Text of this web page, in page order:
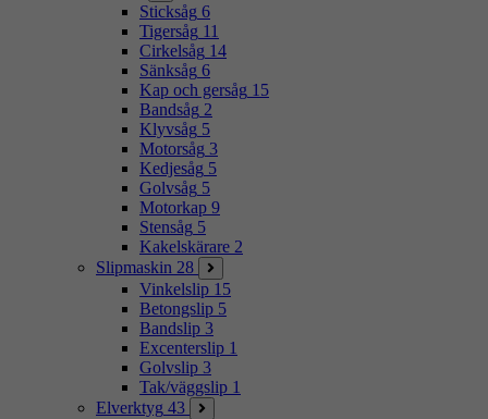
Sticksåg 6
Tigersåg 11
Cirkelsåg 14
Sänksåg 6
Kap och gersåg 15
Bandsåg 2
Klyvsåg 5
Motorsåg 3
Kedjesåg 5
Golvsåg 5
Motorkap 9
Stensåg 5
Kakelskärare 2
Slipmaskin 28
Vinkelslip 15
Betongslip 5
Bandslip 3
Excenterslip 1
Golvslip 3
Tak/väggslip 1
Elverktyg 43